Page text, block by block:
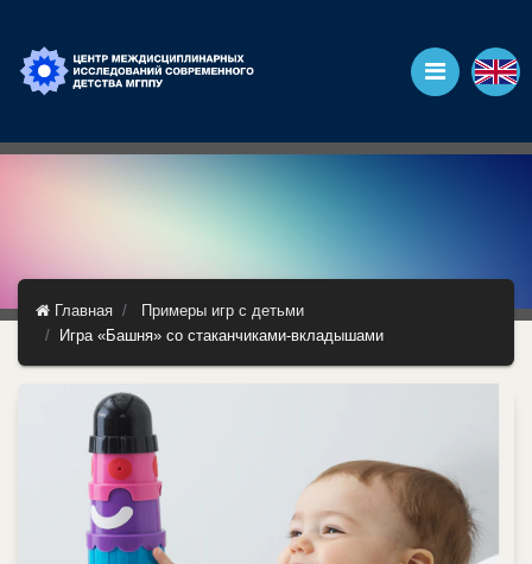
Главная
Примеры игр с детьми
Игра «Башня» со стаканчиками-вкладышами